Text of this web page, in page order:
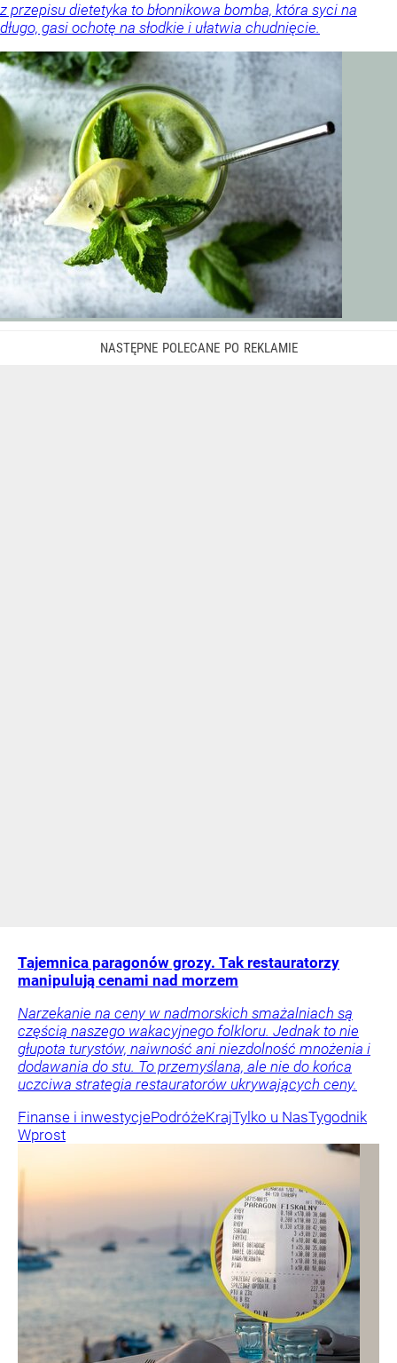
z przepisu dietetyka to błonnikowa bomba, która syci na
długo, gasi ochotę na słodkie i ułatwia chudnięcie.
Tajemnica paragonów grozy. Tak restauratorzy
manipulują cenami nad morzem
Narzekanie na ceny w nadmorskich smażalniach są
częścią naszego wakacyjnego folkloru. Jednak to nie
głupota turystów, naiwność ani niezdolność mnożenia i
dodawania do stu. To przemyślana, ale nie do końca
uczciwa strategia restauratorów ukrywających ceny.
Finanse i inwestycjePodróżeKrajTylko u NasTygodnik
Wprost